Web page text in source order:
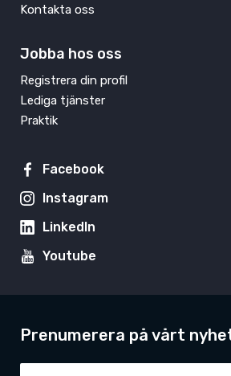
Kontakta oss
Jobba hos oss
Registrera din profil
Lediga tjänster
Praktik
Facebook
Instagram
LinkedIn
Youtube
Prenumerera på vårt